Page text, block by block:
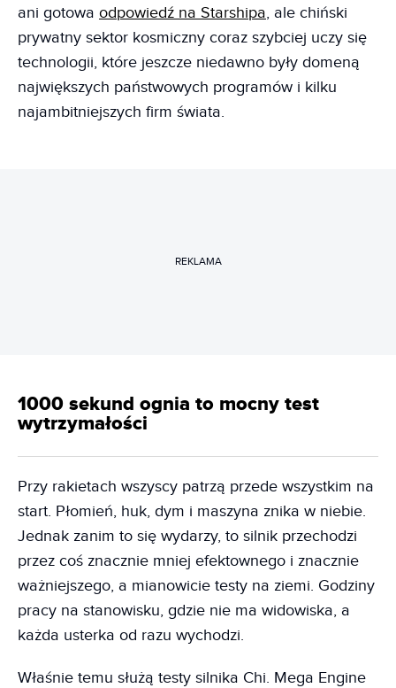
ani gotowa odpowiedź na Starshipa, ale chiński
prywatny sektor kosmiczny coraz szybciej uczy się
technologii, które jeszcze niedawno były domeną
największych państwowych programów i kilku
najambitniejszych firm świata.
REKLAMA
1000 sekund ognia to mocny test
wytrzymałości
Przy rakietach wszyscy patrzą przede wszystkim na
start. Płomień, huk, dym i maszyna znika w niebie.
Jednak zanim to się wydarzy, to silnik przechodzi
przez coś znacznie mniej efektownego i znacznie
ważniejszego, a mianowicie testy na ziemi. Godziny
pracy na stanowisku, gdzie nie ma widowiska, a
każda usterka od razu wychodzi.
Właśnie temu służą testy silnika Chi. Mega Engine